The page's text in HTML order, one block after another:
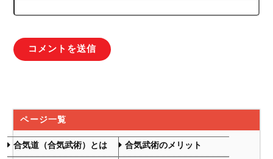
ページ一覧
合気道（合気武術）とは 合気武術のメリット